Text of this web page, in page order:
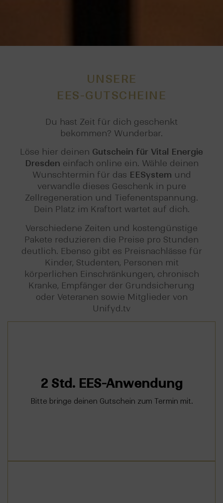
UNSERE
EES-GUTSCHEINE
Du hast Zeit für dich geschenkt
bekommen? Wunderbar.
Löse hier deinen Gutschein für Vital Energie
Dresden einfach online ein. Wähle deinen
Wunschtermin für das EESystem und
verwandle dieses Geschenk in pure
Zellregeneration und Tiefenentspannung.
Dein Platz im Kraftort wartet auf dich.
Verschiedene Zeiten und kostengünstige
Pakete reduzieren die Preise pro Stunden
deutlich. Ebenso gibt es Preisnachlässe für
Kinder, Studenten, Personen mit
körperlichen Einschränkungen, chronisch
Kranke, Empfänger der Grundsicherung
oder Veteranen sowie Mitglieder von
Unifyd.tv
2 Std. EES-Anwendung
Bitte bringe deinen Gutschein zum Termin mit.
2-stündiger Aufenthalt im EES-Raum